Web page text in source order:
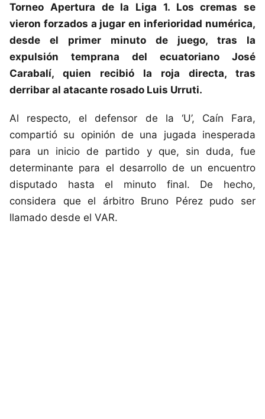
Torneo Apertura de la Liga 1. Los cremas se
vieron forzados a jugar en inferioridad numérica,
desde el primer minuto de juego, tras la
expulsión temprana del ecuatoriano José
Carabalí, quien recibió la roja directa, tras
derribar al atacante rosado Luis Urruti.
Al respecto, el defensor de la ‘U’, Caín Fara,
compartió su opinión de una jugada inesperada
para un inicio de partido y que, sin duda, fue
determinante para el desarrollo de un encuentro
disputado hasta el minuto final. De hecho,
considera que el árbitro Bruno Pérez pudo ser
llamado desde el VAR.